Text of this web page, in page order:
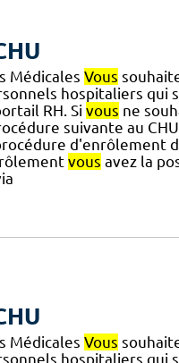
Médicales Vous
hospitaliers qui
RH. Si vous ne
suivante au CHU
d'enrôlement
vous avez la
Médicales Vous
hospitaliers qui